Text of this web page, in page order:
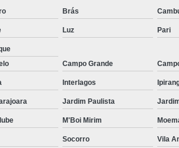
Brás
Luz Pari
Campo Grande
Interlagos
Jardim Paulista
M'Boi Mirim
Socorro Vila